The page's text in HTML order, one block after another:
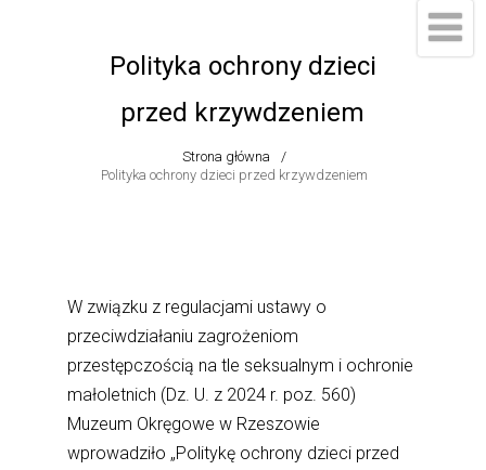
Polityka ochrony dzieci
przed krzywdzeniem
Strona główna
Polityka ochrony dzieci przed krzywdzeniem
W związku z regulacjami ustawy o
przeciwdziałaniu zagrożeniom
przestępczością na tle seksualnym i ochronie
małoletnich (Dz. U. z 2024 r. poz. 560)
Muzeum Okręgowe w Rzeszowie
wprowadziło „Politykę ochrony dzieci przed